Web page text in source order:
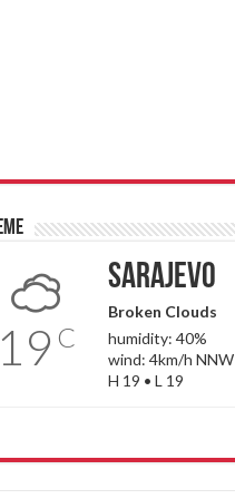
C
Sarajevo
Broken Clouds
humidity: 40%
wind: 4km/h NNW
H 19 • L 19